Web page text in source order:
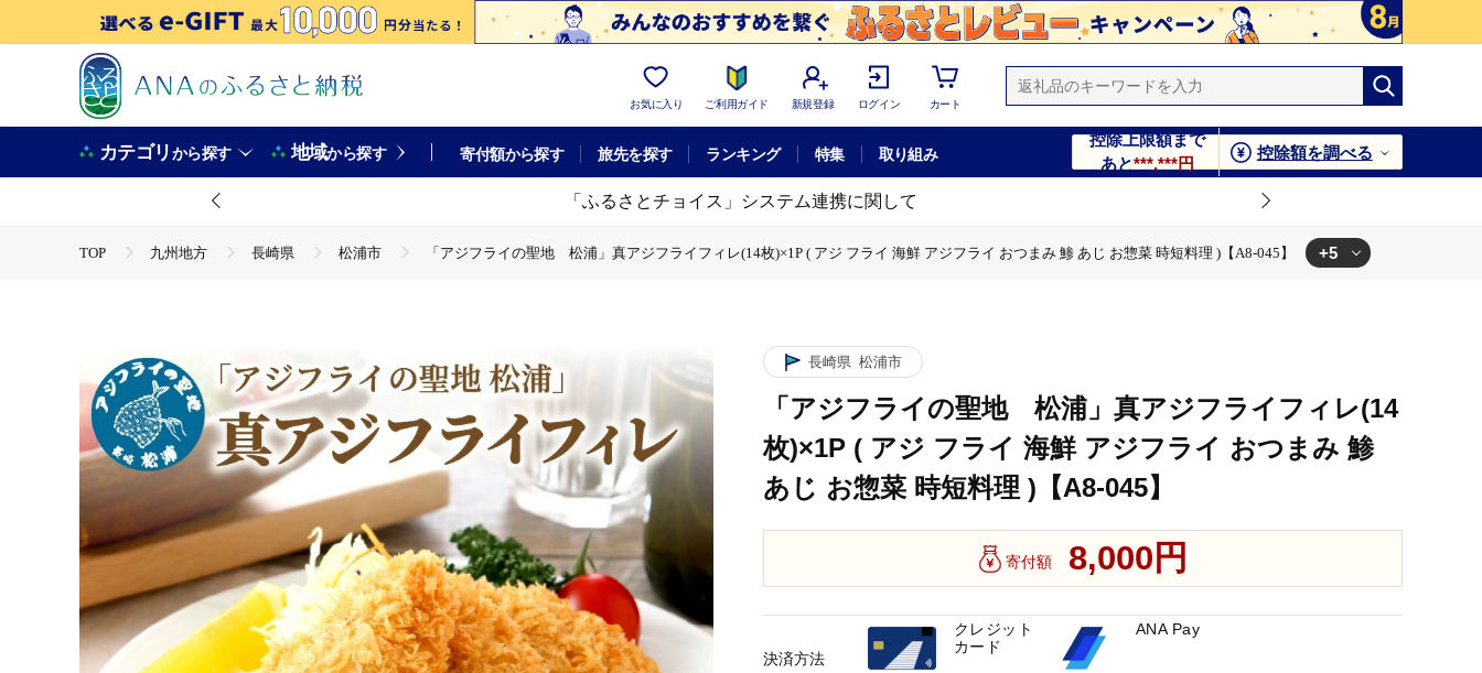
お気に入り ご利用ガイド 新規登録 ログイン カート
カテゴリから探す 地域から探す 寄付額から探す 旅先を探す ランキング 特集 取り組み
控除上限額まで
あと***,***円
控除額を調べる
「ふるさとチョイス」システム連携に関して
TOP 九州地方 長崎県 松浦市 「アジフライの聖地 松浦」真アジフライフィレ(14枚)×1P ( アジ フライ 海鮮 アジフライ おつまみ 鯵 あじ お惣菜 時短料理 )【A8-045】 +5
加工食品 惣菜・レトルト ほかの惣菜 「アジフライの聖地 松浦」真アジフライフィレ(14枚)×1P ( アジ フライ 海鮮 アジフライ おつまみ 鯵 あじ お惣菜 時短料理 )【A8-045】
長崎県 松浦市
「アジフライの聖地 松浦」真アジフライフィレ(14
枚)×1P ( アジ フライ 海鮮 アジフライ おつまみ 鯵
あじ お惣菜 時短料理 )【A8-045】
寄付額 8,000円
決済方法
クレジット
カード
ANA Pay